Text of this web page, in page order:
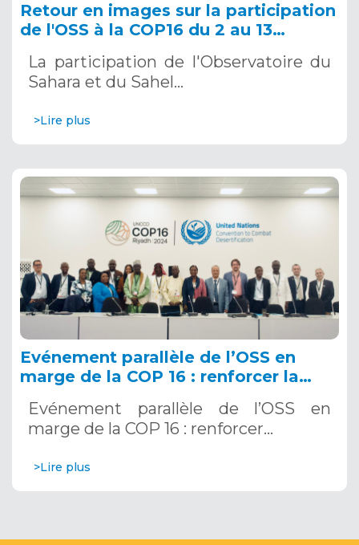
Retour en images sur la participation
de l'OSS à la COP16 du 2 au 13
Saoudite
La participation de l'Observatoire du
Sahara et du Sahel…
>Lire plus
Evénement parallèle de l’OSS en
marge de la COP 16 : renforcer la
Systèmes d’Alerte Précoce
Multirisques. 12 décembre 2024
Evénement parallèle de l’OSS en
marge de la COP 16 : renforcer…
>Lire plus